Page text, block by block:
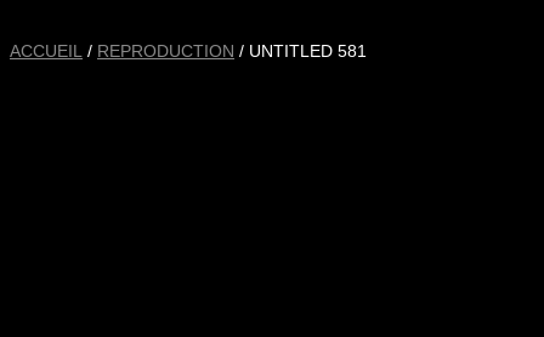
ACCUEIL / REPRODUCTION / UNTITLED 581